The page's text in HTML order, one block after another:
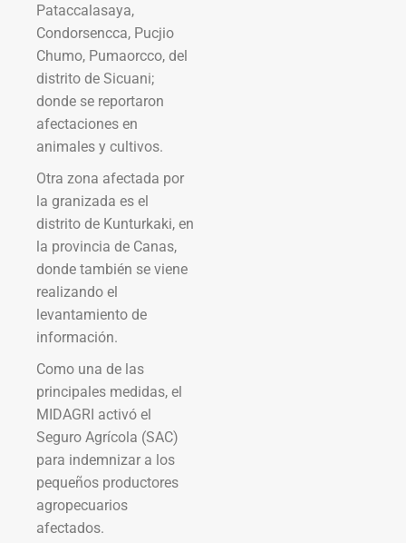
Pataccalasaya,
Condorsencca, Pucjio
Chumo, Pumaorcco, del
distrito de Sicuani;
donde se reportaron
afectaciones en
animales y cultivos.
Otra zona afectada por
la granizada es el
distrito de Kunturkaki, en
la provincia de Canas,
donde también se viene
realizando el
levantamiento de
información.
Como una de las
principales medidas, el
MIDAGRI activó el
Seguro Agrícola (SAC)
para indemnizar a los
pequeños productores
agropecuarios
afectados.